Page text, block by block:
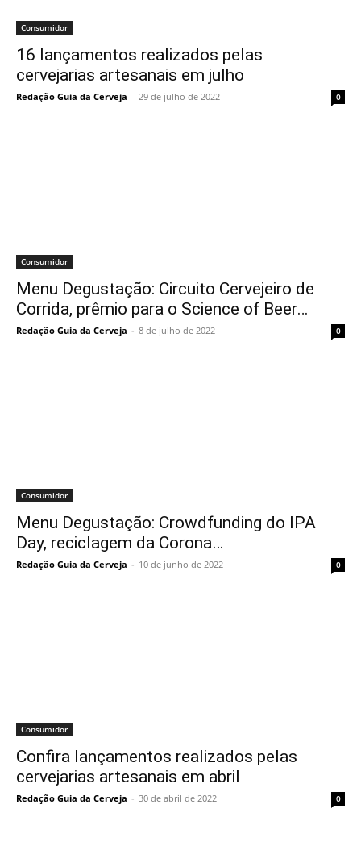
Consumidor
16 lançamentos realizados pelas
cervejarias artesanais em julho
Redação Guia da Cerveja - 29 de julho de 2022 0
Consumidor
Menu Degustação: Circuito Cervejeiro de
Corrida, prêmio para o Science of Beer…
Redação Guia da Cerveja - 8 de julho de 2022 0
Consumidor
Menu Degustação: Crowdfunding do IPA
Day, reciclagem da Corona…
Redação Guia da Cerveja - 10 de junho de 2022 0
Consumidor
Confira lançamentos realizados pelas
cervejarias artesanais em abril
Redação Guia da Cerveja - 30 de abril de 2022 0